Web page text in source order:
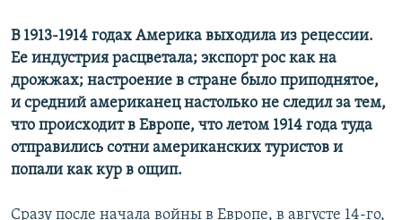
В 1913-1914 годах Америка выходила из рецессии.
Ее индустрия расцветала; экспорт рос как на
дрожжах; настроение в стране было приподнятое,
и средний американец настолько не следил за тем,
что происходит в Европе, что летом 1914 года туда
отправились сотни американских туристов и
попали как кур в ощип.
Сразу после начала войны в Европе, в августе 14-го,